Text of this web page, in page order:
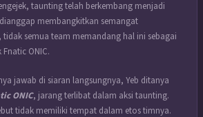
taunting telah berkembang menjadi
dianggap membangkitkan semangat
semua team memandang hal ini sebagai
ONIC.
jawab di siaran langsungnya, Yeb ditanya
ONIC, jarang terlibat dalam aksi taunting.
tidak memiliki tempat dalam etos timnya.